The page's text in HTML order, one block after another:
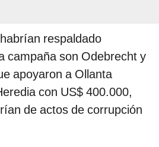
respaldado
campaña son Odebrecht y
apoyaron a Ollanta
con US$ 400.000,
de actos de corrupción